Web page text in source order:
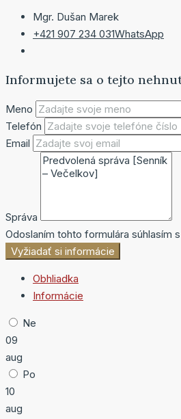
Mgr. Dušan Marek
+421 907 234 031WhatsApp
Informujete sa o tejto
Meno
Telefón
Email
Správa
Odoslaním tohto formulára súhlasím s
Vyžiadať si informácie
Obhliadka
Informácie
Ne
09
aug
Po
10
aug